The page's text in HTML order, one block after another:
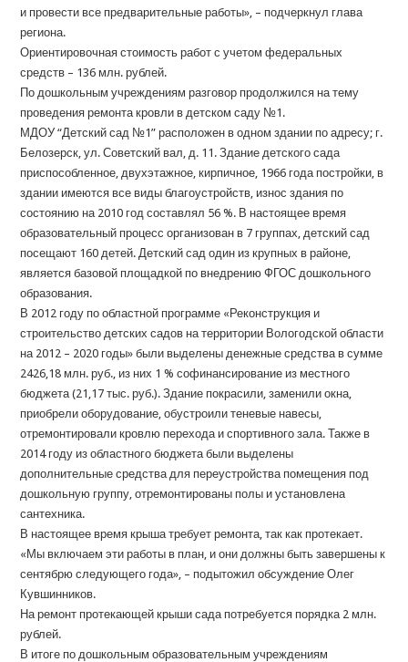
и провести все предварительные работы», – подчеркнул глава
региона.
Ориентировочная стоимость работ с учетом федеральных
средств – 136 млн. рублей.
По дошкольным учреждениям разговор продолжился на тему
проведения ремонта кровли в детском саду №1.
МДОУ “Детский сад №1” расположен в одном здании по адресу; г.
Белозерск, ул. Советский вал, д. 11. Здание детского сада
приспособленное, двухэтажное, кирпичное, 1966 года постройки, в
здании имеются все виды благоустройств, износ здания по
состоянию на 2010 год составлял 56 %. В настоящее время
образовательный процесс организован в 7 группах, детский сад
посещают 160 детей. Детский сад один из крупных в районе,
является базовой площадкой по внедрению ФГОС дошкольного
образования.
В 2012 году по областной программе «Реконструкция и
строительство детских садов на территории Вологодской области
на 2012 – 2020 годы» были выделены денежные средства в сумме
2426,18 млн. руб., из них 1 % софинансирование из местного
бюджета (21,17 тыс. руб.). Здание покрасили, заменили окна,
приобрели оборудование, обустроили теневые навесы,
отремонтировали кровлю перехода и спортивного зала. Также в
2014 году из областного бюджета были выделены
дополнительные средства для переустройства помещения под
дошкольную группу, отремонтированы полы и установлена
сантехника.
В настоящее время крыша требует ремонта, так как протекает.
«Мы включаем эти работы в план, и они должны быть завершены к
сентябрю следующего года», – подытожил обсуждение Олег
Кувшинников.
На ремонт протекающей крыши сада потребуется порядка 2 млн.
рублей.
В итоге по дошкольным образовательным учреждениям